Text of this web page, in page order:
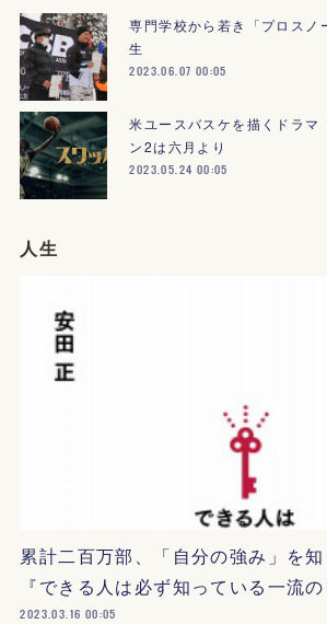
専門学校から若き「プロスノ
生
2023.06.07 00:05
米ユースバスケを描くドラマ
ン2は六月より
2023.05.24 00:05
人生
累計二百万部、「自分の強み」を
『できる人は必ず知っている一流の
2023.03.16 00:05